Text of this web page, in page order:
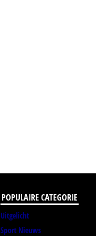
POPULAIRE CATEGORIE
Uitgelicht
Sport Nieuws